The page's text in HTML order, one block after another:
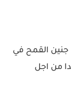
جنين القمح في
من اجل